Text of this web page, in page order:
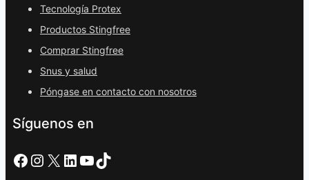
Tecnología Protex
Productos Stingfree
Comprar Stingfree
Snus y salud
Póngase en contacto con nosotros
Síguenos en
Facebook
Instagram
X LinkedIn
YouTube
TikTok